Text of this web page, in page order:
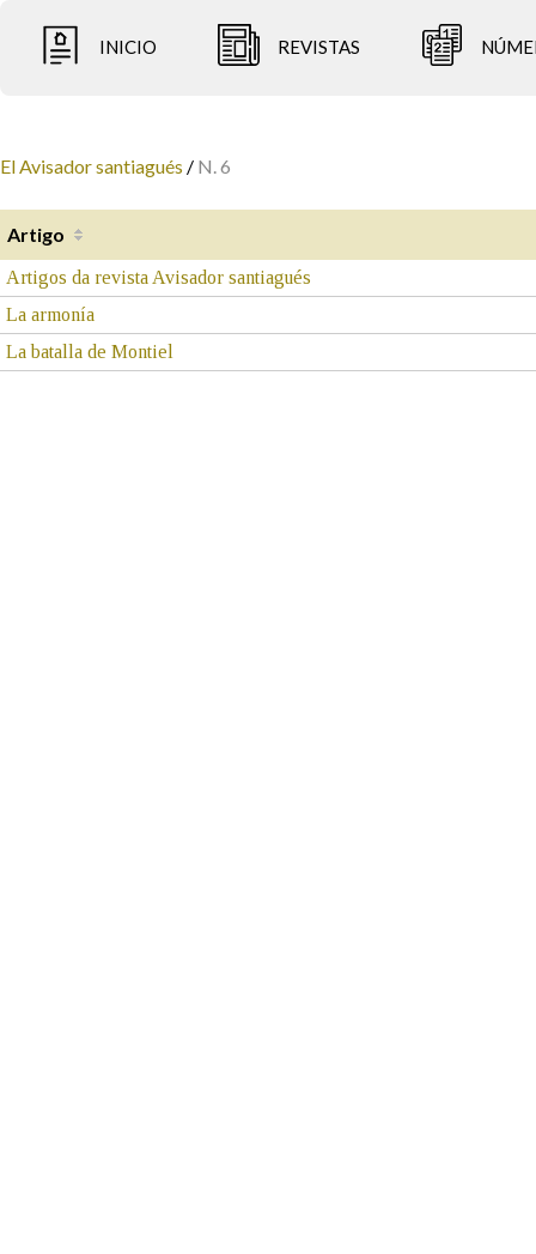
INICIO REVISTAS
El Avisador santiagués / N. 6
Artigo
Artigos da revista Avisador santiagués
La armonía
La batalla de Montiel